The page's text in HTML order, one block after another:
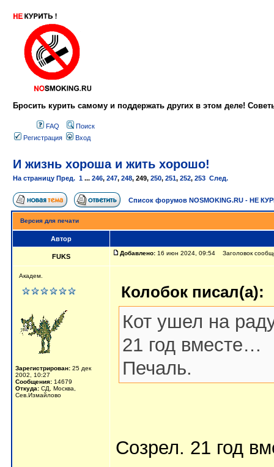
Бросить курить самому и поддержать других в этом деле!
FAQ
Поиск
Регистрация
Вход
И жизнь хороша и жить хорошо!
На страницу Пред. 1 ... 246, 247, 248, 249, 250, 251, 252, 253 След.
Список форумов NOSMOKING.RU - НЕ
Версия для печати
Автор
FUKS Добавлено: 16 июн 2024, 09:54 Заголовок
Академ.
Зарегистрирован: 25 дек
2002, 10:27
Сообщения: 14679
Откуда: СД, Москва,
Сев.Измайлово
Колобок писал(а):
Кот ушел на
21 год вместе…
Печаль.
Созрел. 21 год